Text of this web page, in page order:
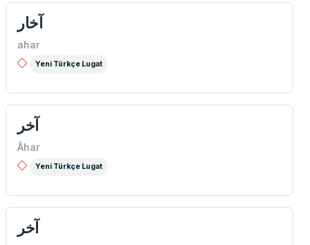
آخار
ahar
Yeni Türkçe Lugat
آخر
Âhar
Yeni Türkçe Lugat
آخر